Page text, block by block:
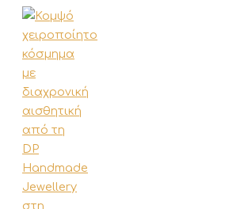
Μετάβαση
στο
περιεχόμενο